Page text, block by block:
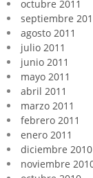
octubre 2011
septiembre
agosto 2011
julio 2011
junio 2011
mayo 2011
abril 2011
marzo 2011
febrero 2011
enero 2011
diciembre 2010
noviembre